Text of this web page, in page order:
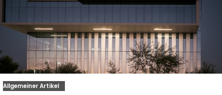
Allgemeiner Artikel